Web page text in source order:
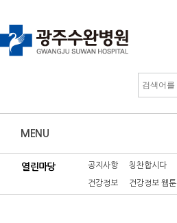
MENU
열린마당 공지사항 칭찬합시다
건강정보 건강정보 웹툰